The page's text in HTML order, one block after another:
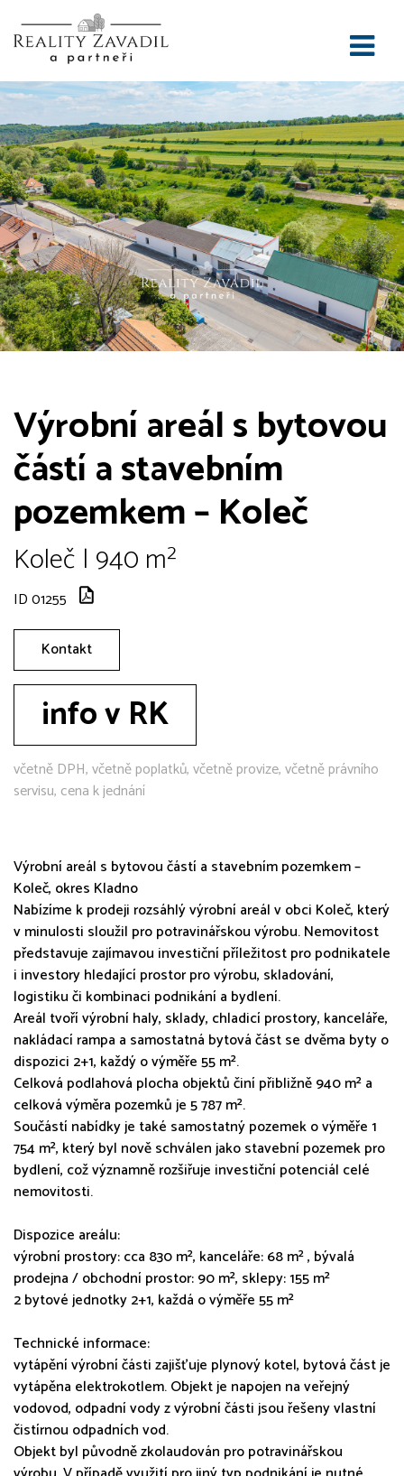
Výrobní areál s bytovou
částí a stavebním
pozemkem – Koleč
Koleč | 940 m²
ID 01255
Kontakt
info v RK
včetně DPH, včetně poplatků, včetně provize, včetně právního
servisu, cena k jednání
Výrobní areál s bytovou částí a stavebním pozemkem –
Koleč, okres Kladno
Nabízíme k prodeji rozsáhlý výrobní areál v obci Koleč, který
v minulosti sloužil pro potravinářskou výrobu. Nemovitost
představuje zajímavou investiční příležitost pro podnikatele
i investory hledající prostor pro výrobu, skladování,
logistiku či kombinaci podnikání a bydlení.
Areál tvoří výrobní haly, sklady, chladicí prostory, kanceláře,
nakládací rampa a samostatná bytová část se dvěma byty o
dispozici 2+1, každý o výměře 55 m².
Celková podlahová plocha objektů činí přibližně 940 m² a
celková výměra pozemků je 5 787 m².
Součástí nabídky je také samostatný pozemek o výměře 1
754 m², který byl nově schválen jako stavební pozemek pro
bydlení, což významně rozšiřuje investiční potenciál celé
nemovitosti.
Dispozice areálu:
výrobní prostory: cca 830 m², kanceláře: 68 m² , bývalá
prodejna / obchodní prostor: 90 m², sklepy: 155 m²
2 bytové jednotky 2+1, každá o výměře 55 m²
Technické informace:
vytápění výrobní části zajišťuje plynový kotel, bytová část je
vytápěna elektrokotlem. Objekt je napojen na veřejný
vodovod, odpadní vody z výrobní části jsou řešeny vlastní
čistírnou odpadních vod.
Objekt byl původně zkolaudován pro potravinářskou